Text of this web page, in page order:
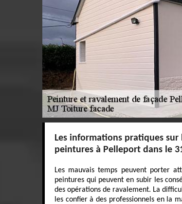
Les informations pratiques
peintures à Pelleport dans le
Les mauvais temps peuvent porter
peintures qui peuvent en subir les
des opérations de ravalement. La
les confier à des professionnels en la